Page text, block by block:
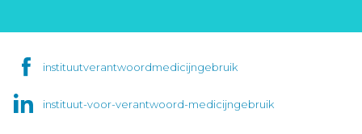
instituutverantwoordmedicijngebruik
instituut-voor-verantwoord-medicijngebruik